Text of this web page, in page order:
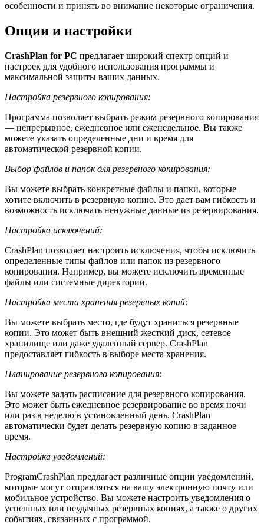
особенности и принять во внимание некоторые ограничения.
Опции и настройки
CrashPlan for PC предлагает широкий спектр опций и
настроек для удобного использования программы и
максимальной защиты ваших данных.
Настройка резервного копирования:
Программа позволяет выбрать режим резервного копирования
— непрерывное, ежедневное или еженедельное. Вы также
можете указать определенные дни и время для
автоматической резервной копии.
Выбор файлов и папок для резервного копирования:
Вы можете выбрать конкретные файлы и папки, которые
хотите включить в резервную копию. Это дает вам гибкость и
возможность исключать ненужные данные из резервирования.
Настройка исключений:
CrashPlan позволяет настроить исключения, чтобы исключить
определенные типы файлов или папок из резервного
копирования. Например, вы можете исключить временные
файлы или системные директории.
Настройка места хранения резервных копий:
Вы можете выбрать место, где будут храниться резервные
копии. Это может быть внешний жесткий диск, сетевое
хранилище или даже удаленный сервер. CrashPlan
предоставляет гибкость в выборе места хранения.
Планирование резервного копирования:
Вы можете задать расписание для резервного копирования.
Это может быть ежедневное резервирование во время ночи
или раз в неделю в установленный день. CrashPlan
автоматически будет делать резервную копию в заданное
время.
Настройка уведомлений:
ProgramCrashPlan предлагает различные опции уведомлений,
которые могут отправляться на вашу электронную почту или
мобильное устройство. Вы можете настроить уведомления о
успешных или неудачных резервных копиях, а также о других
событиях, связанных с программой.